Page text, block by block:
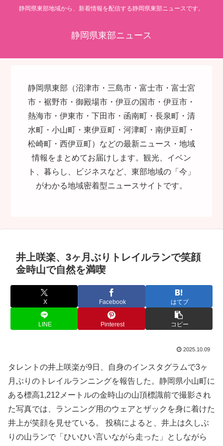
静岡県東部地域から、新着情報を配信する静岡県東部ニュースです。
静岡県東部ニュース
静岡県東部（沼津市・三島市・富士市・富士宮
市・裾野市・御殿場市・伊豆の国市・伊豆市・
熱海市・伊東市・下田市・函南町・長泉町・清
水町・小山町・東伊豆町・河津町・南伊豆町・
松崎町・西伊豆町）などの最新ニュース・地域
情報をまとめてお届けします。観光、イベン
ト、暮らし、ビジネスなど、東部地域の「今」
がわかる地域密着型ニュースサイトです。
井上咲楽、3ヶ月ぶりトレイルランで笑顔
金時山で自然を満喫
X Facebook はてブ
LINE Pinterest コピー
2025.10.09
タレントの井上咲楽が9日、自身のインスタグラムで3ヶ
月ぶりのトレイルランニングを報告した。静岡県小山町に
ある標高1,212メートルの金時山の山頂標識前で撮影され
た写真では、ランニング用のウェアとザックを身に着けた
井上が笑顔を見せている。 投稿によると、井上は久しぶ
りの山ランで「ひいひい言いながら走った」としながら